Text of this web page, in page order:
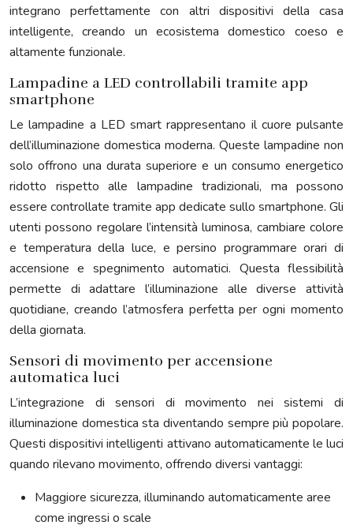
integrano perfettamente con altri dispositivi della casa
intelligente, creando un ecosistema domestico coeso e
altamente funzionale.
Lampadine a LED controllabili tramite app
smartphone
Le lampadine a LED smart rappresentano il cuore pulsante
dell’illuminazione domestica moderna. Queste lampadine non
solo offrono una durata superiore e un consumo energetico
ridotto rispetto alle lampadine tradizionali, ma possono
essere controllate tramite app dedicate sullo smartphone. Gli
utenti possono regolare l’intensità luminosa, cambiare colore
e temperatura della luce, e persino programmare orari di
accensione e spegnimento automatici. Questa flessibilità
permette di adattare l’illuminazione alle diverse attività
quotidiane, creando l’atmosfera perfetta per ogni momento
della giornata.
Sensori di movimento per accensione
automatica luci
L’integrazione di sensori di movimento nei sistemi di
illuminazione domestica sta diventando sempre più popolare.
Questi dispositivi intelligenti attivano automaticamente le luci
quando rilevano movimento, offrendo diversi vantaggi:
Maggiore sicurezza, illuminando automaticamente aree
come ingressi o scale